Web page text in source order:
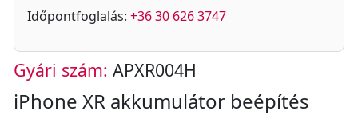
Időpontfoglalás: +36 30 626 3747
Gyári szám: APXR004H
iPhone XR akkumulátor beépítés